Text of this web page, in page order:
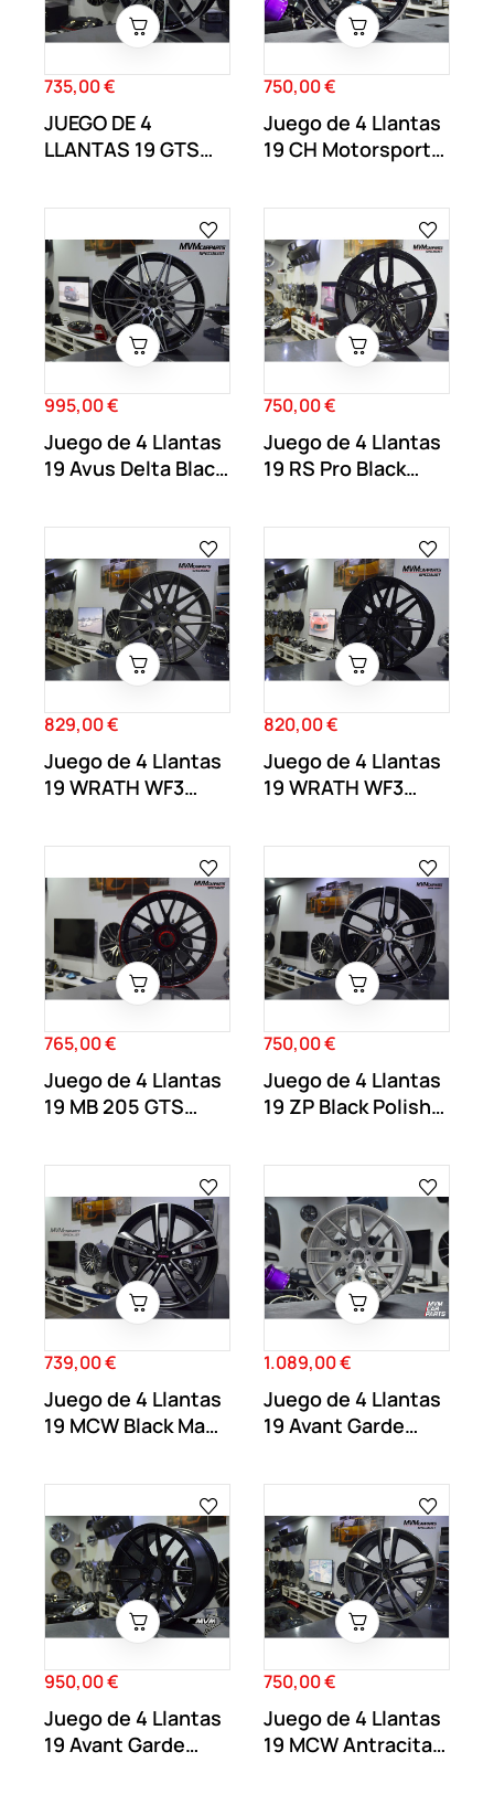
Precio
735,00 €
JUEGO DE 4
LLANTAS 19 GTS
Precio
750,00 €
Juego de 4 Llantas
19 CH Motorsport
Precio
995,00 €
Juego de 4 Llantas
19 Avus Delta Black
Precio
750,00 €
Juego de 4 Llantas
19 RS Pro Black
Precio
829,00 €
Juego de 4 Llantas
19 WRATH WF3
Precio
820,00 €
Juego de 4 Llantas
19 WRATH WF3
Precio
765,00 €
Juego de 4 Llantas
19 MB 205 GTS
Precio
750,00 €
Juego de 4 Llantas
19 ZP Black Polish
Precio
739,00 €
Juego de 4 Llantas
19 MCW Black Matt
Precio
1.089,00 €
Juego de 4 Llantas
19 Avant Garde
Precio
950,00 €
Juego de 4 Llantas
19 Avant Garde
Precio
750,00 €
Juego de 4 Llantas
19 MCW Antracita